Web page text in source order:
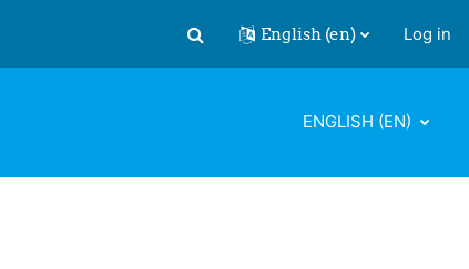
Toggle search input
English ‎(en)‎ Log in
ENGLISH ‎(EN)‎